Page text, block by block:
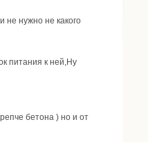
не нужно не какого
питания к ней,Ну
бетона ) но и от